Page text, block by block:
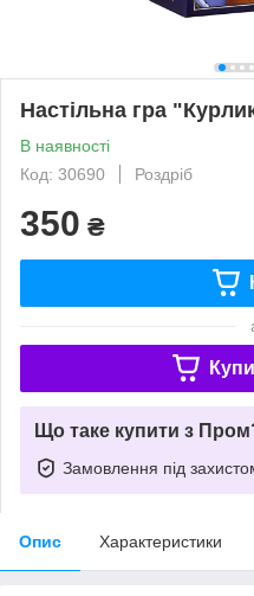
Настільна гра
В наявності
Код: 30690
Роздріб
350 ₴
Що таке купити з
Замовлення під
Опис Характеристики